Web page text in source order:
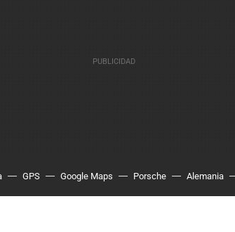
GPS Google Maps Porsche Alemania